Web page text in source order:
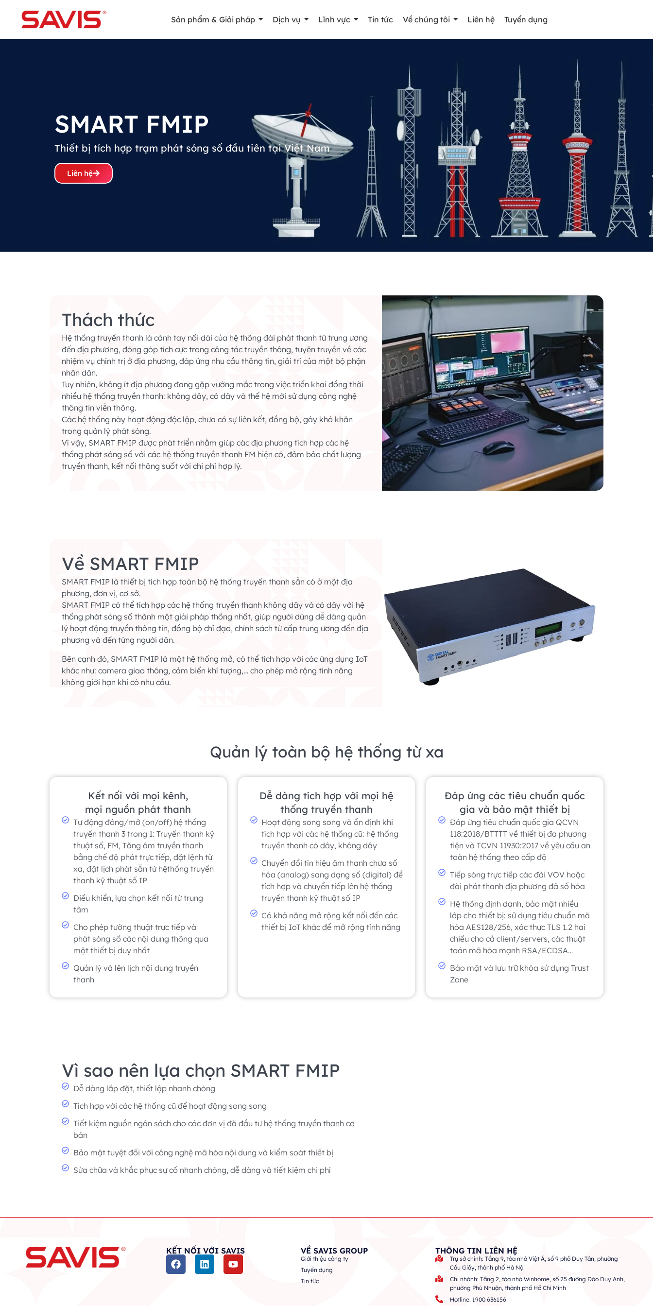
Sản phẩm & Giải pháp Dịch vụ Lĩnh vực Tin tức Về chúng tôi Liên hệ Tuyển dụng
SMART FMIP
Thiết bị tích hợp trạm phát sóng số đầu tiên tại Việt Nam
Liên hệ
Thách thức
Hệ thống truyền thanh là cánh tay nối dài của hệ thống đài phát thanh từ trung ương
đến địa phương, đóng góp tích cực trong công tác truyền thông, tuyên truyền về các
nhiệm vụ chính trị ở địa phương, đáp ứng nhu cầu thông tin, giải trí của một bộ phận
nhân dân.
Tuy nhiên, không ít địa phương đang gặp vướng mắc trong việc triển khai đồng thời
nhiều hệ thống truyền thanh: không dây, có dây và thế hệ mới sử dụng công nghệ
thông tin viễn thông.
Các hệ thống này hoạt động độc lập, chưa có sự liên kết, đồng bộ, gây khó khăn
trong quản lý phát sóng.
Vì vậy, SMART FMIP được phát triển nhằm giúp các địa phương tích hợp các hệ
thống phát sóng số với các hệ thống truyền thanh FM hiện có, đảm bảo chất lượng
truyền thanh, kết nối thông suốt với chi phí hợp lý.
Về SMART FMIP
SMART FMIP là thiết bị tích hợp toàn bộ hệ thống truyền thanh sẵn có ở một địa
phương, đơn vị, cơ sở.
SMART FMIP có thể tích hợp các hệ thống truyền thanh không dây và có dây với hệ
thống phát sóng số thành một giải pháp thống nhất, giúp người dùng dễ dàng quản
lý hoạt động truyền thông tin, đồng bộ chỉ đạo, chính sách từ cấp trung ương đến địa
phương và đến từng người dân.
Bên cạnh đó, SMART FMIP là một hệ thống mở, có thể tích hợp với các ứng dụng IoT
khác như: camera giao thông, cảm biến khí tượng,… cho phép mở rộng tính năng
không giới hạn khi có nhu cầu.
Quản lý toàn bộ hệ thống từ xa
Kết nối với mọi kênh,
mọi nguồn phát thanh
Tự động đóng/mở (on/off) hệ thống
truyền thanh 3 trong 1: Truyền thanh kỹ
thuật số, FM, Tăng âm truyền thanh
bằng chế độ phát trực tiếp, đặt lệnh từ
xa, đặt lịch phát sẵn từ hệthống truyền
thanh kỹ thuật số IP
Điều khiển, lựa chọn kết nối từ trung
tâm
Cho phép tường thuật trực tiếp và
phát sóng số các nội dung thông qua
một thiết bị duy nhất
Quản lý và lên lịch nội dung truyền
thanh
Dễ dàng tích hợp với mọi hệ
thống truyền thanh
Hoạt động song song và ổn định khi
tích hợp với các hệ thống cũ: hệ thống
truyền thanh có dây, không dây
Chuyển đổi tín hiệu âm thanh chưa số
hóa (analog) sang dạng số (digital) để
tích hợp và chuyển tiếp lên hệ thống
truyền thanh kỹ thuật số IP
Có khả năng mở rộng kết nối đến các
thiết bị IoT khác để mở rộng tính năng
Đáp ứng các tiêu chuẩn quốc
gia và bảo mật thiết bị
Đáp ứng tiêu chuẩn quốc gia QCVN
118:2018/BTTTT về thiết bị đa phương
tiện và TCVN 11930:2017 về yêu cầu an
toàn hệ thống theo cấp độ
Tiếp sóng trực tiếp các đài VOV hoặc
đài phát thanh địa phương đã số hóa
Hệ thống định danh, bảo mật nhiều
lớp cho thiết bị: sử dụng tiêu chuẩn mã
hóa AES128/256, xác thực TLS 1.2 hai
chiều cho cả client/servers, các thuật
toán mã hóa mạnh RSA/ECDSA…
Bảo mật và lưu trữ khóa sử dụng Trust
Zone
Vì sao nên lựa chọn SMART FMIP
Dễ dàng lắp đặt, thiết lập nhanh chóng
Tích hợp với các hệ thống cũ để hoạt động song song
Tiết kiệm nguồn ngân sách cho các đơn vị đã đầu tư hệ thống truyền thanh cơ
bản
Bảo mật tuyệt đối với công nghệ mã hóa nội dung và kiểm soát thiết bị
Sửa chữa và khắc phục sự cố nhanh chóng, dễ dàng và tiết kiệm chi phí
KẾT NỐI VỚI SAVIS VỀ SAVIS GROUP
Giới thiệu công ty
Tuyển dụng
Tin tức
THÔNG TIN LIÊN HỆ
Trụ sở chính: Tầng 9, tòa nhà Việt Á, số 9 phố Duy Tân, phường
Cầu Giấy, thành phố Hà Nội
Chi nhánh: Tầng 2, tòa nhà Winhome, số 25 đường Đào Duy Anh,
phường Phú Nhuận, thành phố Hồ Chí Minh
Hotline: 1900 636156